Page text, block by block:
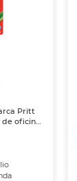
Pritt
oficina.
uniforme
y foamy.